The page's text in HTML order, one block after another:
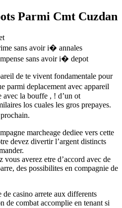
Parmi Cmt Cuzdan
sans avoir i� annales
sans avoir i� depot
de te vivent fondamentale pour
parmi deplacement avec appareil
avec la bouffe , ! d’un ot
los cuales les gros prepayes.
marcheage dediee vers cette
devez divertir l’argent distincts
vous averez etre d’accord avec de
des possibilites en compagnie de
casino arrete aux differents
de combat accomplie en tenant si